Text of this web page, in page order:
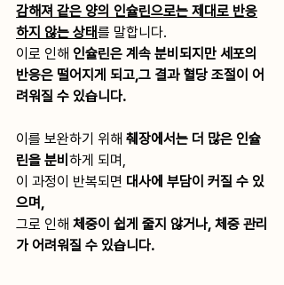
감해져 같은 양의 인슐린으로는 제대로 반응
하지 않는 상태를 말합니다.
이로 인해 인슐린은 계속 분비되지만 세포의
반응은 떨어지게 되고,그 결과 혈당 조절이 어
려워질 수 있습니다.
이를 보완하기 위해 췌장에서는 더 많은 인슐
린을 분비 하게 되며,
이 과정이 반복되면 대사에 부담이 커질 수 있
으며,
그로 인해 체중이 쉽게 줄지 않거나, 체중 관리
가 어려워질 수 있습니다.